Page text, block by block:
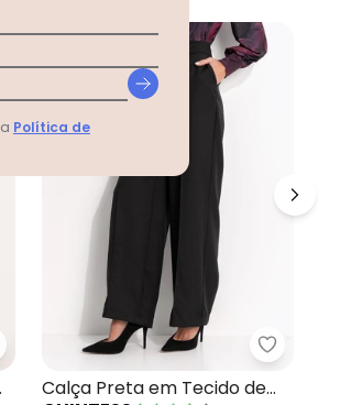
Preto - Calça Pantalona Preta em
-9%
Quintess
Calça Preta em Tecido de
Política de